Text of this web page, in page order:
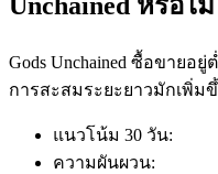
ฟิวเจอร์ส USDC
Gods Unchained ซื้อขายอ
การสะสมระยะยาวมักเพิ่ม
แนวโน้ม 30 วัน:
ความผันผวน: